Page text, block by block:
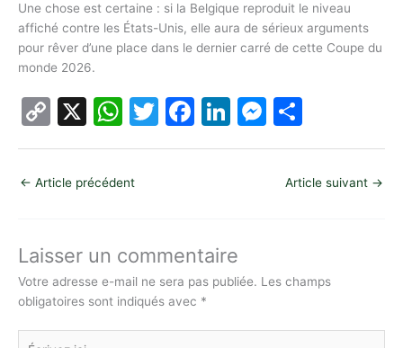
Une chose est certaine : si la Belgique reproduit le niveau
affiché contre les États-Unis, elle aura de sérieux arguments
pour rêver d’une place dans le dernier carré de cette Coupe du
monde 2026.
C
o
p
y
n
k
X
W
h
at
s
p
p
T
w
F
a
o
o
k
Li
n
n
M
e
g
ar
ta
g
← Article précédent Article suivant →
Laisser un commentaire
Votre adresse e-mail ne sera pas publiée. Les champs
obligatoires sont indiqués avec *
Écrivez